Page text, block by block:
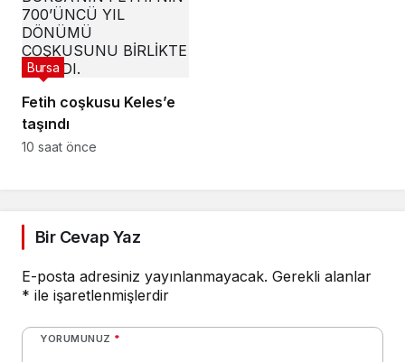
Fetih coşkusu Keles’e
taşındı
Bursa
10 saat önce
Bir Cevap Yaz
E-posta adresiniz yayınlanmayacak. Gerekli alanlar
* ile işaretlenmişlerdir
YORUMUNUZ *